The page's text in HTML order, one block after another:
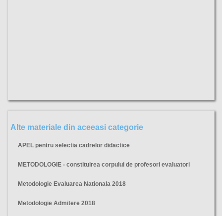
Alte materiale din aceeasi categorie
APEL pentru selectia cadrelor didactice
METODOLOGIE - constituirea corpului de profesori evaluatori
Metodologie Evaluarea Nationala 2018
Metodologie Admitere 2018